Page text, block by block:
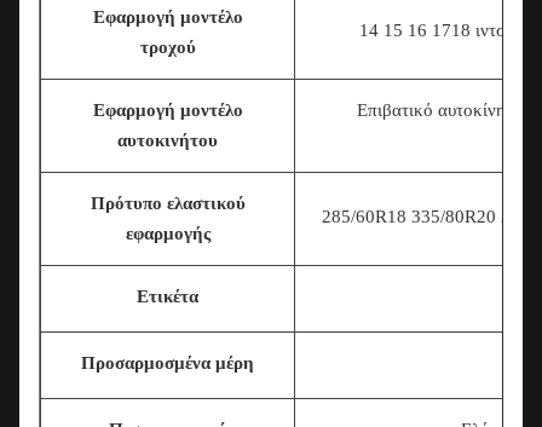
Εφαρμογή μοντέλο
τροχού
14 15 16 1718 ιντσών
Εφαρμογή μοντέλο
αυτοκινήτου
Επιβατικό
Πρότυπο ελαστικού
εφαρμογής
285/60R18 335/80R20
Ετικέτα
Προσαρμοσμένα μέρη